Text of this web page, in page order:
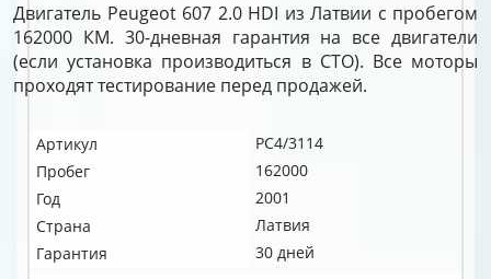
Двигатель Peugeot 607 2.0 HDI из Латвии с пробегом
162000 КМ. 30-дневная гарантия на все двигатели
(если установка производиться в СТО). Все моторы
проходят тестирование перед продажей.
Артикул
PC4/3114
Пробег
162000
Год
2001
Страна
Латвия
Гарантия
30 дней